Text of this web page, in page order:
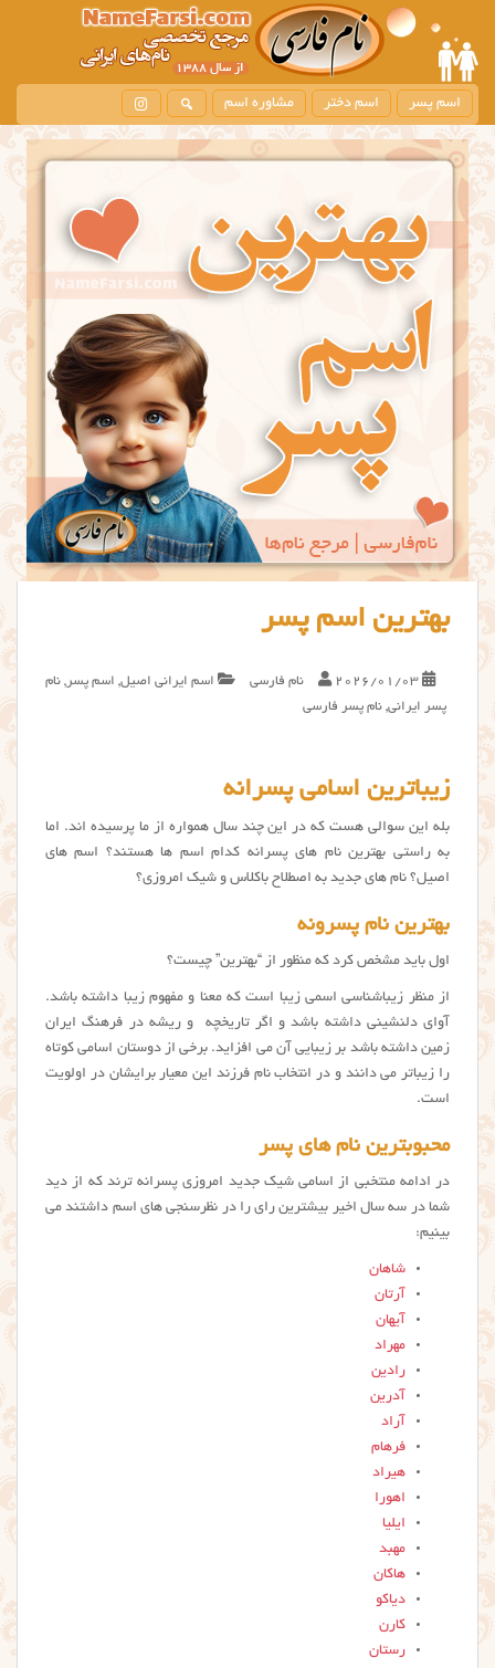
m
i
c
n
t
اسم پسر اسم دختر مشاوره اسم
بهترین اسم پسر
2026/01/03 نام فارسی اسم ایرانی اصیل, اسم پسر , نام
پسر ایرانی, نام پسر فارسی
زیباترین اسامی پسرانه
بله این سوالی هست که در این چند سال همواره از ما پرسیده اند. اما
به راستی بهترین نام های پسرانه کدام اسم ها هستند؟ اسم های
اصیل؟ نام های جدید به اصطلاح باکلاس و شیک امروزی؟
بهترین نام پسرونه
اول باید مشخص کرد که منظور از “بهترین” چیست؟
از منظر زیباشناسی اسمی زیبا است که معنا و مفهوم زیبا داشته باشد.
آوای دلنشینی داشته باشد و اگر تاریخچه و ریشه در فرهنگ ایران
زمین داشته باشد بر زیبایی آن می افزاید. برخی از دوستان اسامی کوتاه
را زیباتر می دانند و در انتخاب نام فرزند این معیار برایشان در اولویت
است.
محبوبترین نام های پسر
در ادامه منتخبی از اسامی شیک جدید امروزی پسرانه ترند که از دید
شما در سه سال اخیر بیشترین رای را در نظرسنجی های اسم داشتند می
بینیم:
شاهان
آرتان
آیهان
مهراد
رادین
آدرین
آراد
فرهام
هیراد
اهورا
ایلیا
مهبد
هاکان
دیاکو
کارن
رستان